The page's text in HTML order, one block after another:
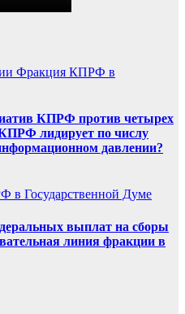
Фракция КПРФ в
КПРФ против четырех
лидирует по числу
давлении?
в Государственной Думе
выплат на сборы
линия фракции в